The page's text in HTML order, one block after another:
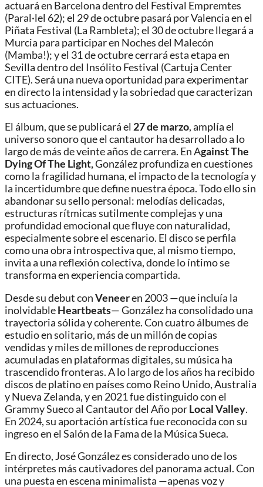
actuará en Barcelona dentro del Festival Empremtes
(Paral·lel 62); el 29 de octubre pasará por Valencia en el
Piñata Festival (La Rambleta); el 30 de octubre llegará a
Murcia para participar en Noches del Malecón
(Mamba!); y el 31 de octubre cerrará esta etapa en
Sevilla dentro del Insólito Festival (Cartuja Center
CITE). Será una nueva oportunidad para experimentar
en directo la intensidad y la sobriedad que caracterizan
sus actuaciones.
El álbum, que se publicará el 27 de marzo, amplía el
universo sonoro que el cantautor ha desarrollado a lo
largo de más de veinte años de carrera. En Against The
Dying Of The Light,González profundiza en cuestiones
como la fragilidad humana, el impacto de la tecnología y
la incertidumbre que define nuestra época. Todo ello sin
abandonar su sello personal: melodías delicadas,
estructuras rítmicas sutilmente complejas y una
profundidad emocional que fluye con naturalidad,
especialmente sobre el escenario. El disco se perfila
como una obra introspectiva que, al mismo tiempo,
invita a una reflexión colectiva, donde lo íntimo se
transforma en experiencia compartida.
Desde su debut conVeneeren 2003 —que incluía la
inolvidableHeartbeats— González ha consolidado una
trayectoria sólida y coherente. Con cuatro álbumes de
estudio en solitario, más de un millón de copias
vendidas y miles de millones de reproducciones
acumuladas en plataformas digitales, su música ha
trascendido fronteras. A lo largo de los años ha recibido
discos de platino en países como Reino Unido, Australia
y Nueva Zelanda, y en 2021 fue distinguido con el
Grammy Sueco al Cantautor del Año porLocal Valley.
En 2024, su aportación artística fue reconocida con su
ingreso en el Salón de la Fama de la Música Sueca.
En directo, José González es considerado uno de los
intérpretes más cautivadores del panorama actual. Con
una puesta en escena minimalista —apenas voz y